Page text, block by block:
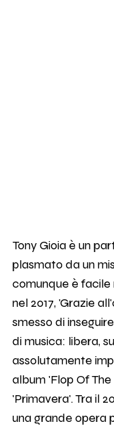
Tony Gioia è un
plasmato da un
comunque è facile
nel 2017, 'Grazie
smesso di
di musica: libera,
assolutamente
album 'Flop Of
'Primavera'. Tra il
una grande opera